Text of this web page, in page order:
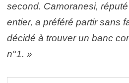
second. Camoranesi,
entier, a préféré partir sans
décidé à trouver un banc
n°1. »